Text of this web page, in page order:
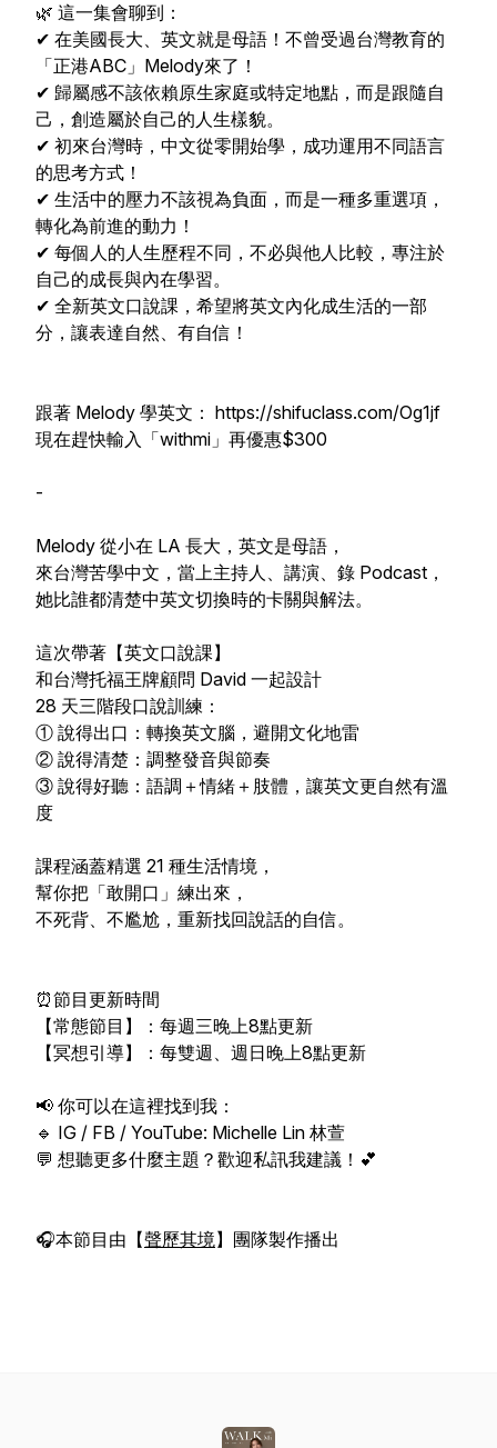
🌿 這一集會聊到：
✔ 在美國長大、英文就是母語！不曾受過台灣教育的
「正港ABC」Melody來了！
✔ 歸屬感不該依賴原生家庭或特定地點，而是跟隨自
己，創造屬於自己的人生樣貌。
✔ 初來台灣時，中文從零開始學，成功運用不同語言
的思考方式！
✔ 生活中的壓力不該視為負面，而是一種多重選項，
轉化為前進的動力！
✔ 每個人的人生歷程不同，不必與他人比較，專注於
自己的成長與內在學習。
✔ 全新英文口說課，希望將英文內化成生活的一部
分，讓表達自然、有自信！
跟著 Melody 學英文： https://shifuclass.com/Og1jf
現在趕快輸入「withmi」再優惠$300
-
Melody 從小在 LA 長大，英文是母語，
來台灣苦學中文，當上主持人、講演、錄 Podcast，
她比誰都清楚中英文切換時的卡關與解法。
這次帶著【英文口說課】
和台灣托福王牌顧問 David 一起設計
28 天三階段口說訓練：
① 說得出口：轉換英文腦，避開文化地雷
② 說得清楚：調整發音與節奏
③ 說得好聽：語調＋情緒＋肢體，讓英文更自然有溫
度
課程涵蓋精選 21 種生活情境，
幫你把「敢開口」練出來，
不死背、不尷尬，重新找回說話的自信。
⏰節目更新時間
【常態節目】：每週三晚上8點更新
【冥想引導】：每雙週、週日晚上8點更新
📢 你可以在這裡找到我：
🔹 IG / FB / YouTube: Michelle Lin 林萱
💬 想聽更多什麼主題？歡迎私訊我建議！💕
🎧本節目由【聲歷其境】團隊製作播出